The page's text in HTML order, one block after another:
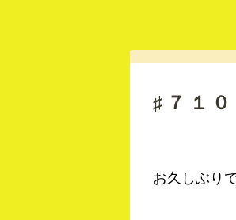
♯７１
お久しぶり